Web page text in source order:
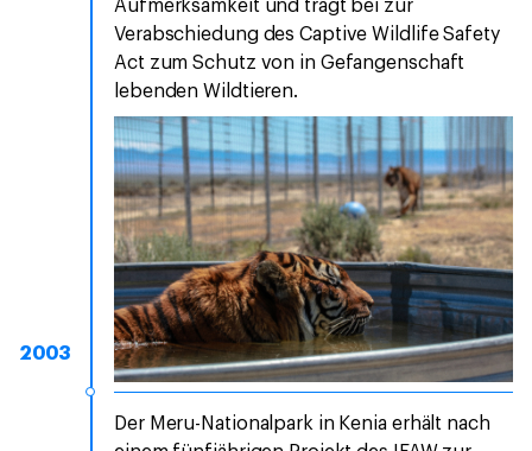
2003
Aufmerksamkeit und trägt bei zur
Verabschiedung des Captive Wildlife Safety
Act zum Schutz von in Gefangenschaft
lebenden Wildtieren.
Der Meru-Nationalpark in Kenia erhält nach